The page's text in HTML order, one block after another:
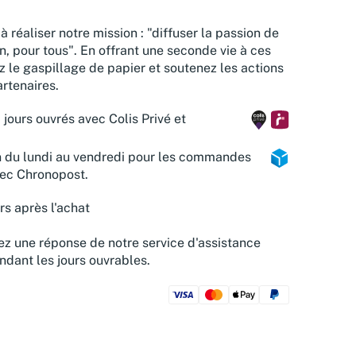
réaliser notre mission : "diffuser la passion de
pour tous". En offrant une seconde vie à ces
le gaspillage de papier et soutenez les actions
ouvrés avec Colis Privé et
lundi au vendredi pour les commandes
Chronopost.
après l'achat
une réponse de notre service d'assistance
les jours ouvrables.